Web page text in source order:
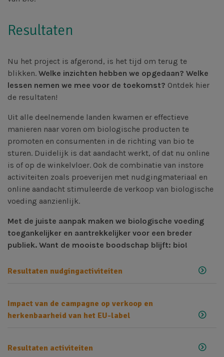
Resultaten
Nu het project is afgerond, is het tijd om terug te
blikken. Welke inzichten hebben we opgedaan? Welke
lessen nemen we mee voor de toekomst? Ontdek hier
de resultaten!
Uit alle deelnemende landen kwamen er effectieve
manieren naar voren om biologische producten te
promoten en consumenten in de richting van bio te
sturen. Duidelijk is dat aandacht werkt, of dat nu online
is of op de winkelvloer. Ook de combinatie van instore
activiteiten zoals proeverijen met nudgingmateriaal en
online aandacht stimuleerde de verkoop van biologische
voeding aanzienlijk.
Met de juiste aanpak maken we biologische voeding
toegankelijker en aantrekkelijker voor een breder
publiek. Want de mooiste boodschap blijft: bio!
Resultaten nudgingactiviteiten
Impact van de campagne op verkoop en
herkenbaarheid van het EU-label
Resultaten activiteiten